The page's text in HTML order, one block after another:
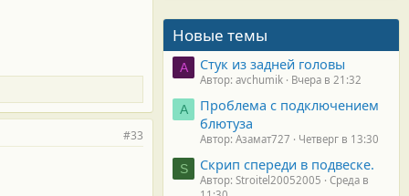
#33
Новые темы
A Стук из задней головы
Автор: avchumik Вчера в 21:32
А
Проблема с подключением
блютуза
Автор: Азамат727 Четверг в 13:30
S Скрип спереди в подвеске.
Автор: Stroitel20052005
Среда в